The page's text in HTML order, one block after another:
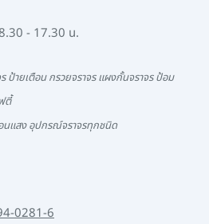
- 17.30 น.
ป้ายเตือน กรวยจราจร แผงกั้นจราจร ป้อม
ตี้
นแสง อุปกรณ์จราจรทุกชนิด
0281-6